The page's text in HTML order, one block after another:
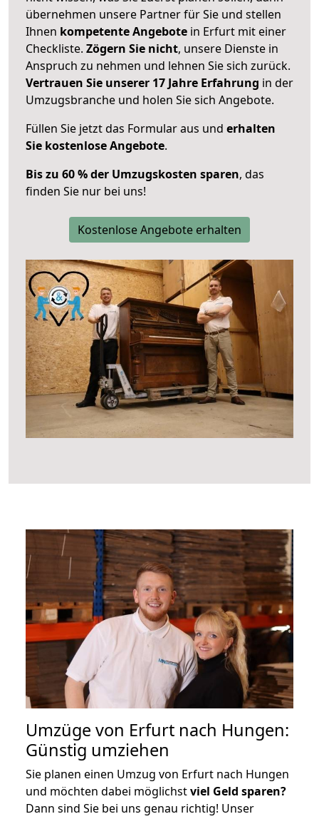
übernehmen unsere Partner für Sie und stellen
Ihnen kompetente Angebote in Erfurt mit einer
Checkliste. Zögern Sie nicht, unsere Dienste in
Anspruch zu nehmen und lehnen Sie sich zurück.
Vertrauen Sie unserer 17 Jahre Erfahrung in der
Umzugsbranche und holen Sie sich Angebote.
Füllen Sie jetzt das Formular aus und erhalten
Sie kostenlose Angebote.
Bis zu 60 % der Umzugskosten sparen, das
finden Sie nur bei uns!
Kostenlose Angebote erhalten
Umzüge von Erfurt nach Hungen:
Günstig umziehen
Sie planen einen Umzug von Erfurt nach Hungen
und möchten dabei möglichstviel Geld sparen?
Dann sind Sie bei uns genau richtig! Unser